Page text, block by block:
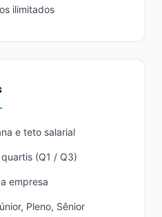
ilimitados
e teto salarial
(Q1 / Q3)
empresa
Pleno, Sênior